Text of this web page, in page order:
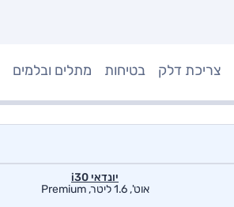
צריכת דלק בטיחות מתלים ובלמים
יונדאי i30
אוט', 1.6 ליטר, Premium